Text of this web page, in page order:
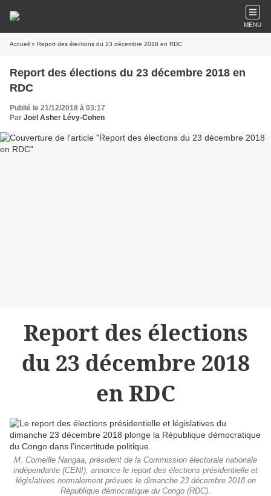
MENU
Accueil » Report des élections du 23 décembre 2018 en RDC
Report des élections du 23 décembre 2018 en
RDC
Publié le 21/12/2018 à 03:17
Par Joël Asher Lévy-Cohen
Report des élections
du 23 décembre 2018
en RDC
M. Corneille Nangaa, président de la Commission électorale nationale
indépendante (CENI), annonce le report des élections présidentielle et
législatives normalement prévues le dimanche 23 décembre 2018 en
République démocratique du Congo (RDC).